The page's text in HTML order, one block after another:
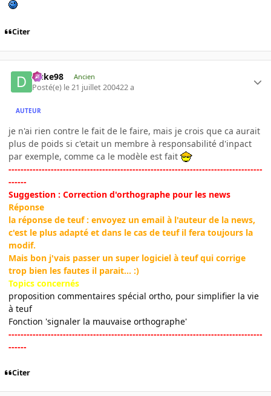
Citer
Duke98 Ancien
Posté(e) le 21 juillet 200422 a
AUTEUR
je n'ai rien contre le fait de le faire, mais je crois que ca aurait
plus de poids si c'etait un membre à responsabilité d'inpact
par exemple, comme ca le modèle est fait
------------------------------------------------------------------------------------
------
Suggestion : Correction d'orthographe pour les news
Réponse
la réponse de teuf : envoyez un email à l'auteur de la news,
c'est le plus adapté et dans le cas de teuf il fera toujours la
modif.
Mais bon j'vais passer un super logiciel à teuf qui corrige
trop bien les fautes il parait... :)
Topics concernés
proposition commentaires spécial ortho, pour simplifier la vie
à teuf
Fonction 'signaler la mauvaise orthographe'
------------------------------------------------------------------------------------
------
Citer